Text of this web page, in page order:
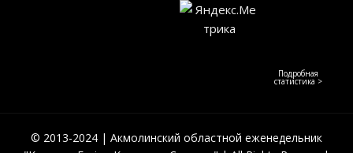
Подробная
статистика >
© 2013-2024 | Акмолинский областной еженедельник